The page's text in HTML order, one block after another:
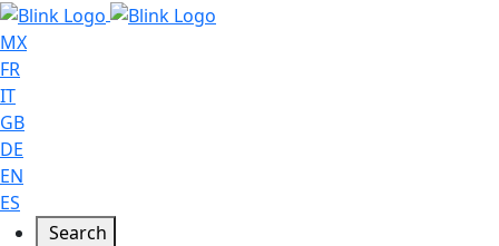
MX
FR
IT
GB
DE
EN
ES
Search